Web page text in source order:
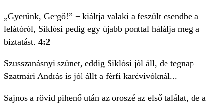
„Gyerünk, Gergő!” − kiáltja valaki a feszült csendbe a
lelátóról, Siklósi pedig egy újabb ponttal hálálja meg a
biztatást. 4:2
Szusszanásnyi szünet, eddig Siklósi jól áll, de tegnap
Szatmári András is jól állt a férfi kardvívóknál...
Sajnos a rövid pihenő után az oroszé az első találat, de a